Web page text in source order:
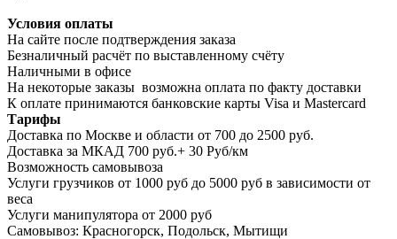
Условия оплаты
На сайте после подтверждения заказа
Безналичный расчёт по выставленному счёту
Наличными в офисе
На некоторые заказы возможна оплата по факту доставки
К оплате принимаются банковские карты Visa и Masterсard
Тарифы
Доставка по Москве и области от 700 до 2500 руб.
Доставка за МКАД 700 руб.+ 30 Руб/км
Возможность самовывоза
Услуги грузчиков от 1000 руб до 5000 руб в зависимости от
веса
Услуги манипулятора от 2000 руб
Самовывоз: Красногорск, Подольск, Мытищи